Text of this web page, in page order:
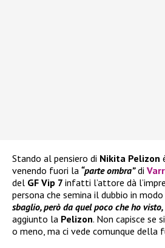
Stando al pensiero di Nikita Pelizon
venendo fuori la “parte ombra”di
del GF Vip 7 infatti l’attore dà
persona che semina il dubbio in
sbaglio, però da quel poco che ho
aggiunto la Pelizon. Non capisce se
o meno, ma ci vede comunque della